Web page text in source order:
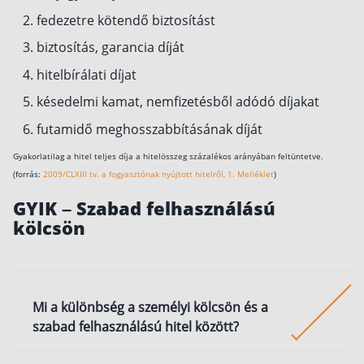
fedezetre kötendő biztosítást
biztosítás, garancia díját
hitelbírálati díjat
késedelmi kamat, nemfizetésből adódó díjakat
futamidő meghosszabbításának díját
Gyakorlatilag a hitel teljes díja a hitelösszeg százalékos arányában feltüntetve.
(forrás: 2009/CLXIII tv. a fogyasztónak nyújtott hitelről, 1. Melléklet)
GYIK – Szabad felhasználású
kölcsön
Mi a különbség a személyi kölcsön és a
szabad felhasználású hitel között?